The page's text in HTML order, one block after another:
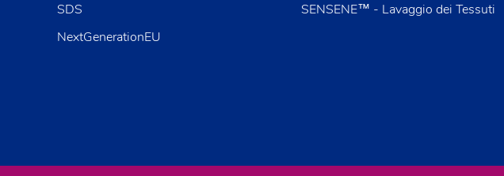
SENSENE™ - Lavaggio dei Tessuti
SDS
NextGenerationEU